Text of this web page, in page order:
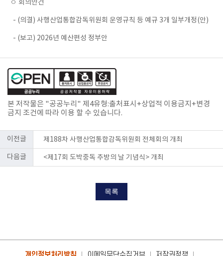
ㅇ 회의안건
- (의결) 사행산업통합감독위원회 운영규칙 등 예규 3개 일부개정(안)
- (보고) 2026년 예산편성 정부안
본 저작물은 "공공누리" 제4유형:출처표시+상업적 이용금지+변경
금지 조건에 따라 이용 할 수 있습니다.
이전글 제188차 사행산업통합감독위원회 전체회의 개최
다음글 <제17회 도박중독 추방의 날 기념식> 개최
목록